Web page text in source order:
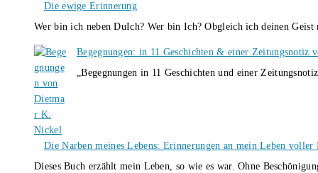
Die ewige Erinnerung
Wer bin ich neben DuIch? Wer bin Ich? Obgleich ich deinen
Begegnungen: in 11 Geschichten & einer Zeitungsnotiz
„Begegnungen in 11 Geschichten und einer
Die Narben meines Lebens: Erinnerungen an mein Leben
Dieses Buch erzählt mein Leben, so wie es war. Ohne